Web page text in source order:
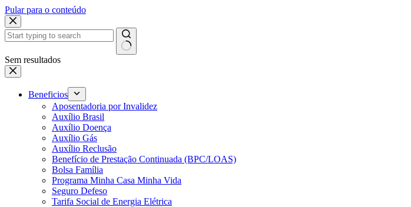
Pular para o conteúdo
Sem resultados
Beneficios
Aposentadoria por Invalidez
Auxílio Brasil
Auxílio Doença
Auxílio Gás
Auxílio Reclusão
Benefício de Prestação Continuada (BPC/LOAS)
Bolsa Família
Programa Minha Casa Minha Vida
Seguro Defeso
Tarifa Social de Energia Elétrica